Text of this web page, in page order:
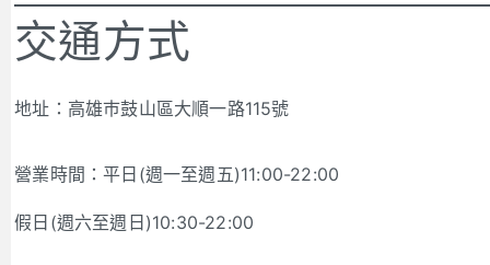
交通方式
地址：高雄巿鼓山區大順一路115號
營業時間：平日(週一至週五)11:00-22:00
假日(週六至週日)10:30-22:00